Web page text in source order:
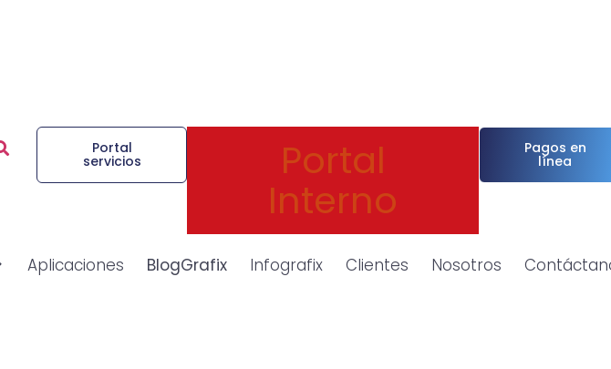
Portal
servicios Portal
Interno
Pagos en
línea
Aplicaciones BlogGrafix Infografix Clientes Nosotros